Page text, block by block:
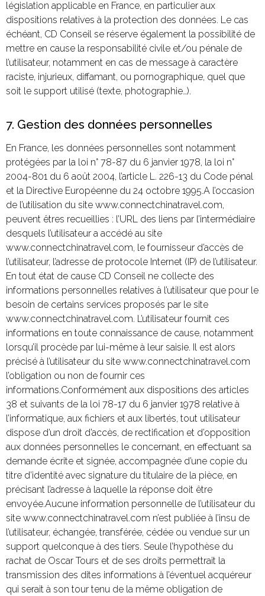
législation applicable en France, en particulier aux
dispositions relatives à la protection des données. Le cas
échéant, CD Conseil se réserve également la possibilité de
mettre en cause la responsabilité civile et/ou pénale de
l’utilisateur, notamment en cas de message à caractère
raciste, injurieux, diffamant, ou pornographique, quel que
soit le support utilisé (texte, photographie…).
7. Gestion des données personnelles
En France, les données personnelles sont notamment
protégées par la loi n° 78-87 du 6 janvier 1978, la loi n°
2004-801 du 6 août 2004, l’article L. 226-13 du Code pénal
et la Directive Européenne du 24 octobre 1995.A l’occasion
de l’utilisation du site www.connectchinatravel.com,
peuvent êtres recueillies : l’URL des liens par l’intermédiaire
desquels l’utilisateur a accédé au site
www.connectchinatravel.com, le fournisseur d’accès de
l’utilisateur, l’adresse de protocole Internet (IP) de l’utilisateur.
En tout état de cause CD Conseil ne collecte des
informations personnelles relatives à l’utilisateur que pour le
besoin de certains services proposés par le site
www.connectchinatravel.com. L’utilisateur fournit ces
informations en toute connaissance de cause, notamment
lorsqu’il procède par lui-même à leur saisie. Il est alors
précisé à l’utilisateur du site www.connectchinatravel.com
l’obligation ou non de fournir ces
informations.Conformément aux dispositions des articles
38 et suivants de la loi 78-17 du 6 janvier 1978 relative à
l’informatique, aux fichiers et aux libertés, tout utilisateur
dispose d’un droit d’accès, de rectification et d’opposition
aux données personnelles le concernant, en effectuant sa
demande écrite et signée, accompagnée d’une copie du
titre d’identité avec signature du titulaire de la pièce, en
précisant l’adresse à laquelle la réponse doit être
envoyée.Aucune information personnelle de l’utilisateur du
site www.connectchinatravel.com n’est publiée à l’insu de
l’utilisateur, échangée, transférée, cédée ou vendue sur un
support quelconque à des tiers. Seule l’hypothèse du
rachat de Oscar Tours et de ses droits permettrait la
transmission des dites informations à l’éventuel acquéreur
qui serait à son tour tenu de la même obligation de